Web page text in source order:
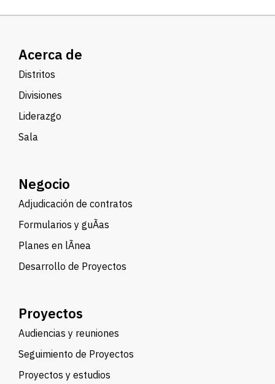
Acerca de
Distritos
Divisiones
Liderazgo
Sala
Negocio
Adjudicación de contratos
Formularios y guÃ­as
Planes en lÃ­nea
Desarrollo de Proyectos
Proyectos
Audiencias y reuniones
Seguimiento de Proyectos
Proyectos y estudios